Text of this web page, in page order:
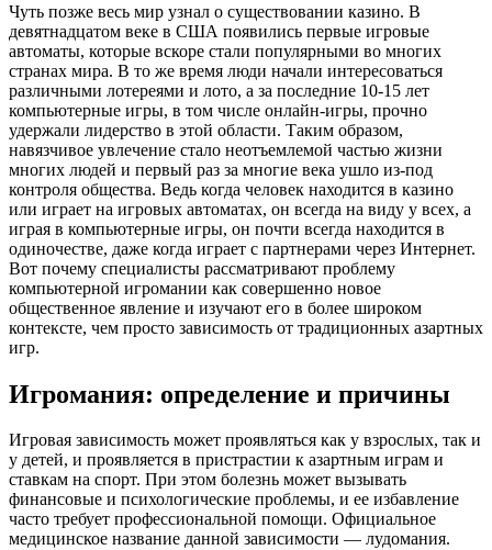
Чуть позже весь мир узнал о существовании казино. В
девятнадцатом веке в США появились первые игровые
автоматы, которые вскоре стали популярными во многих
странах мира. В то же время люди начали интересоваться
различными лотереями и лото, а за последние 10-15 лет
компьютерные игры, в том числе онлайн-игры, прочно
удержали лидерство в этой области. Таким образом,
навязчивое увлечение стало неотъемлемой частью жизни
многих людей и первый раз за многие века ушло из-под
контроля общества. Ведь когда человек находится в казино
или играет на игровых автоматах, он всегда на виду у всех, а
играя в компьютерные игры, он почти всегда находится в
одиночестве, даже когда играет с партнерами через Интернет.
Вот почему специалисты рассматривают проблему
компьютерной игромании как совершенно новое
общественное явление и изучают его в более широком
контексте, чем просто зависимость от традиционных азартных
игр.
Игромания: определение и причины
Игровая зависимость может проявляться как у взрослых, так и
у детей, и проявляется в пристрастии к азартным играм и
ставкам на спорт. При этом болезнь может вызывать
финансовые и психологические проблемы, и ее избавление
часто требует профессиональной помощи. Официальное
медицинское название данной зависимости — лудомания.